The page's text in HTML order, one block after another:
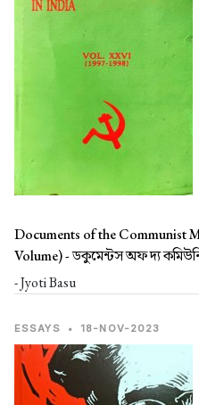
Documents of the Communist
Volume) -ডকুমেন্টস অফ দ্য
- Jyoti Basu
ESSAYS • 18-NOV-2023